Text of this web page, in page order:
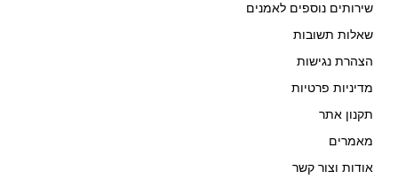
שירותים נוספים לאמנים
שאלות תשובות
הצהרת נגישות
מדיניות פרטיות
תקנון אתר
מאמרים
אודות וצור קשר